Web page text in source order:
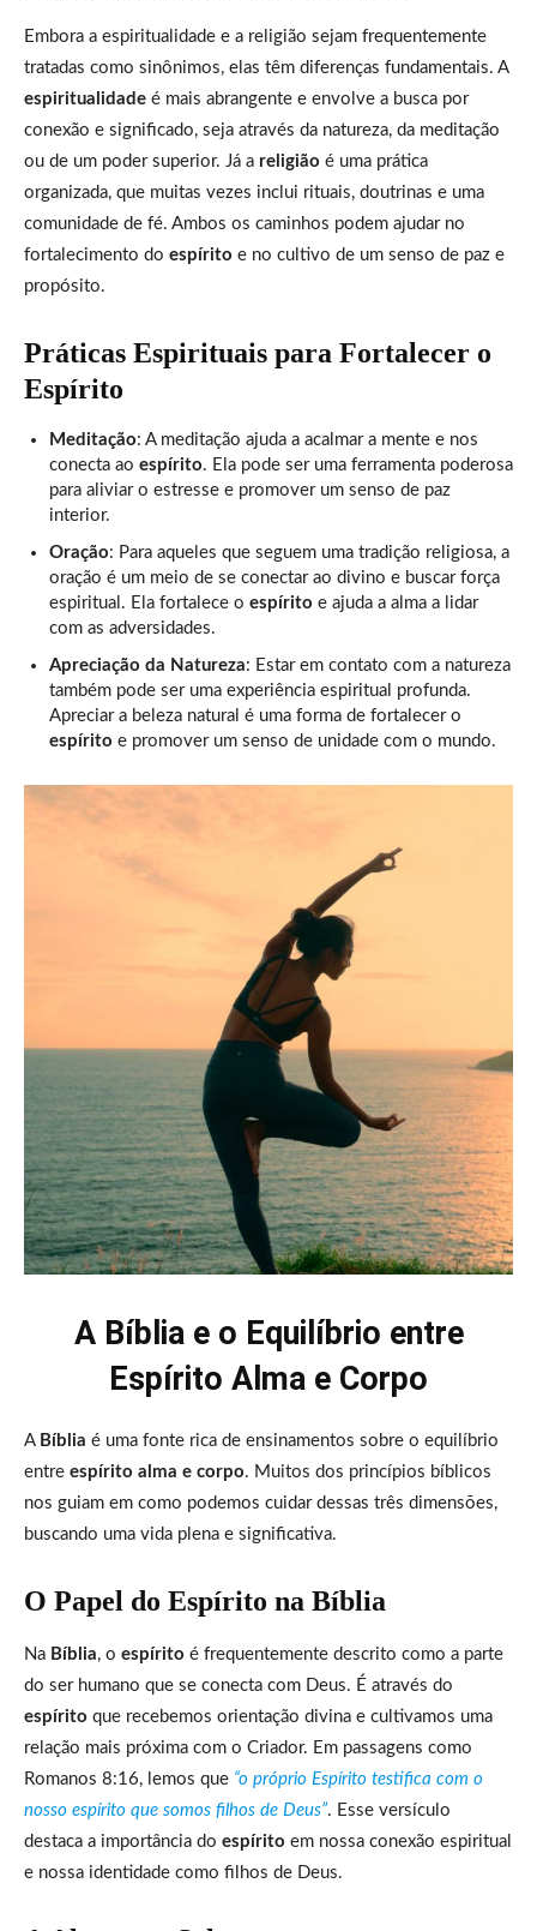
Embora a espiritualidade e a religião sejam frequentemente
tratadas como sinônimos, elas têm diferenças fundamentais. A
espiritualidade é mais abrangente e envolve a busca por
conexão e significado, seja através da natureza, da meditação
ou de um poder superior. Já a religião é uma prática
organizada, que muitas vezes inclui rituais, doutrinas e uma
comunidade de fé. Ambos os caminhos podem ajudar no
fortalecimento do espírito e no cultivo de um senso de paz e
propósito.
Práticas Espirituais para Fortalecer o
Espírito
Meditação: A meditação ajuda a acalmar a mente e nos
conecta ao espírito. Ela pode ser uma ferramenta poderosa
para aliviar o estresse e promover um senso de paz
interior.
Oração: Para aqueles que seguem uma tradição religiosa, a
oração é um meio de se conectar ao divino e buscar força
espiritual. Ela fortalece o espírito e ajuda a alma a lidar
com as adversidades.
Apreciação da Natureza: Estar em contato com a natureza
também pode ser uma experiência espiritual profunda.
Apreciar a beleza natural é uma forma de fortalecer o
espírito e promover um senso de unidade com o mundo.
A Bíblia e o Equilíbrio entre
Espírito Alma e Corpo
A Bíblia é uma fonte rica de ensinamentos sobre o equilíbrio
entre espírito alma e corpo. Muitos dos princípios bíblicos
nos guiam em como podemos cuidar dessas três dimensões,
buscando uma vida plena e significativa.
O Papel do Espírito na Bíblia
Na Bíblia, o espírito é frequentemente descrito como a parte
do ser humano que se conecta com Deus. É através do
espírito que recebemos orientação divina e cultivamos uma
relação mais próxima com o Criador. Em passagens como
Romanos 8:16, lemos que “o próprio Espírito testifica com o
nosso espírito que somos filhos de Deus”. Esse versículo
destaca a importância do espírito em nossa conexão espiritual
e nossa identidade como filhos de Deus.